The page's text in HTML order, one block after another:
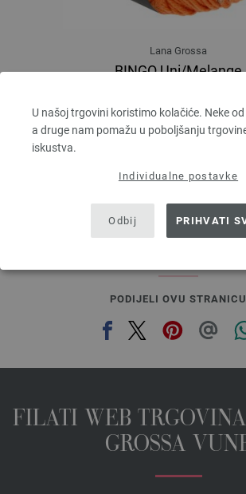
U našoj trgovini koristimo kolačiće. Neke
a druge nam pomažu u poboljšanju
iskustva.
Individualne postavke
Odbij PRIHVATI
Lana Grossa
BINGO Uni/Melange
Dužina: otprilike 80 m / 50 g
Većina igle: 4,5 - 5,5
bez PDV-a, dodatno troškovi za dostavu, Osnovna
PODIJELI OVU STRANICU
FILATI WEB
GROSSA